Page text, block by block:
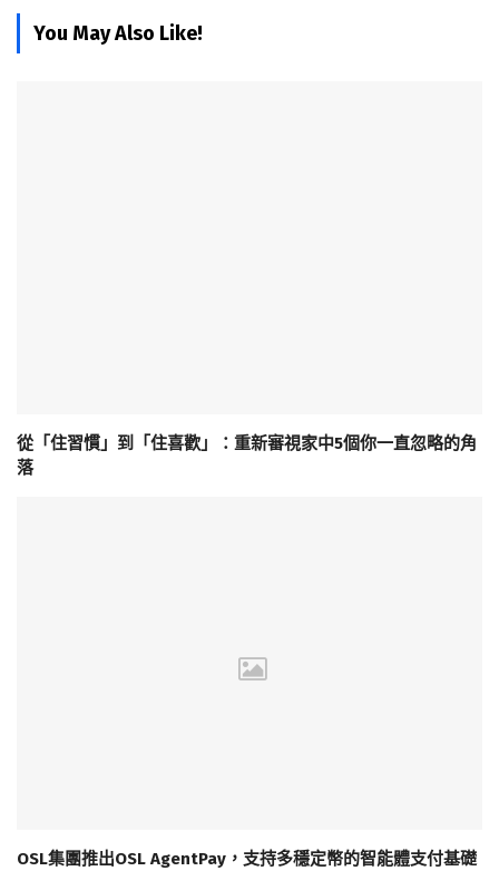
You May Also Like!
從「住習慣」到「住喜歡」：重新審視家中5個你一直忽略的角
落
OSL集團推出OSL AgentPay，支持多穩定幣的智能體支付基礎